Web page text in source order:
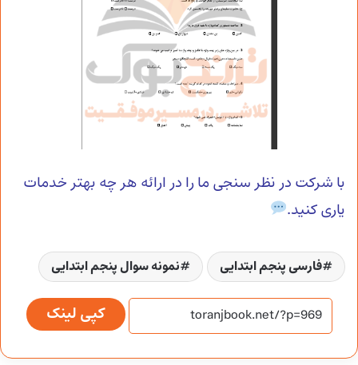
با شرکت در نظر سنجی ما را در ارائه هر چه بهتر خدمات
یاری کنید.
فارسی پنجم ابتدایی نمونه سوال پنجم ابتدایی
کپی لینک